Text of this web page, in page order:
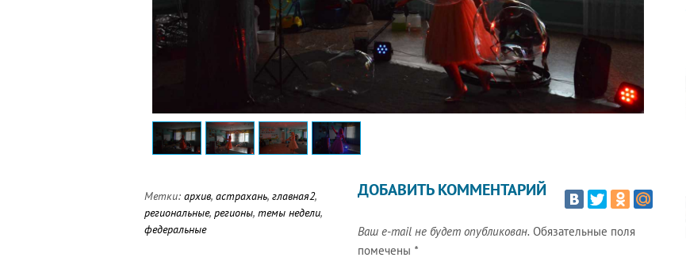
Метки: архив, астрахань, главная2,
региональные, регионы, темы недели,
федеральные
ДОБАВИТЬ КОММЕНТАРИЙ
Ваш e-mail не будет опубликован. Обязательные поля
помечены *